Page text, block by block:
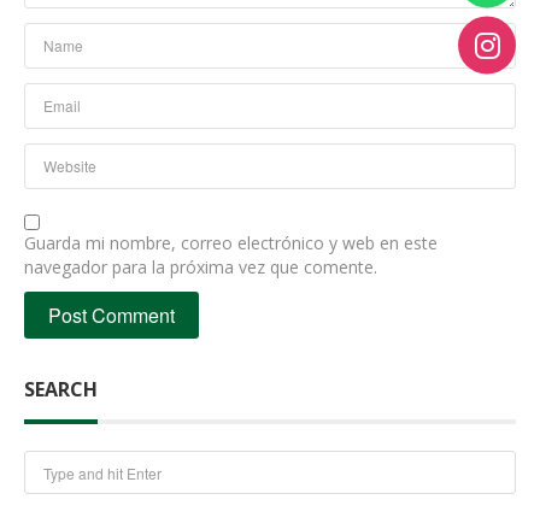
Guarda mi nombre, correo electrónico y web en este
navegador para la próxima vez que comente.
SEARCH